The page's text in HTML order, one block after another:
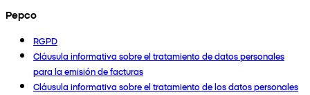
Pepco
RGPD
Cláusula informativa sobre el tratamiento de datos personales
para la emisión de facturas
Cláusula informativa sobre el tratamiento de los datos personales